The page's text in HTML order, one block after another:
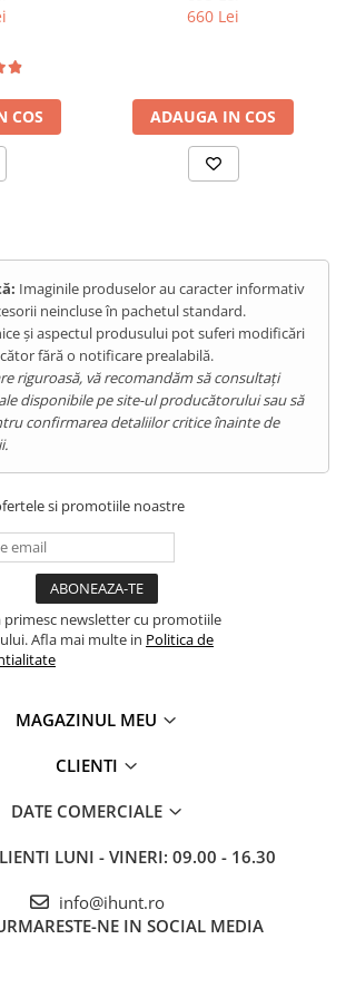
EV
Rezidențiale /
/
Pro redefine ște conceptul de autonomie în
care asigură până la 1380 ore
ore conversații continue. Combinat cu
revoluționar, procesor MediaTek
flagship, cameră de viziune nocturnă 64MP
de 25500mAh -
stabilește un nou record în industria
două luni fără încărcare. Cu 104
întregi, acest telefon elimină complet
RGB
COS
10600mAh, Android 13, Red
660 Lei
ADAUGA IN COS
Imaginile produselor au caracter informativ
neincluse în pachetul standard.
și aspectul produsului pot suferi modificări
fără o notificare prealabilă.
riguroasă, vă recomandăm să consultați
disponibile pe site-ul producătorului sau să
confirmarea detaliilor critice înainte de
si promotiile noastre
primesc newsletter cu promotiile
Afla mai multe in Politica de
MAGAZINUL MEU
CLIENTI
DATE COMERCIALE
LUNI - VINERI: 09.00 - 16.30
info@ihunt.ro
NE IN SOCIAL MEDIA